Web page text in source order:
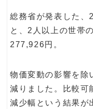
総務省が発表した、
と、2人以上の世帯
277,926円。
物価変動の影響を除
減りました。比較可
減少幅という結果が